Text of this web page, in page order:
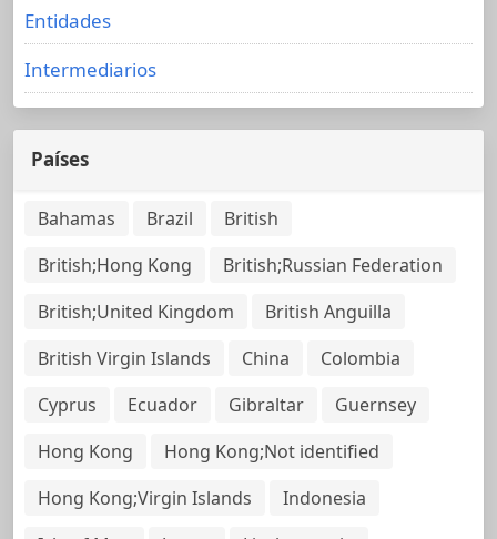
Entidades
Intermediarios
Países
Bahamas Brazil
British
British;Hong Kong
British;Russian Federation
British;United Kingdom
British Anguilla
British Virgin Islands
China
Colombia
Cyprus
Ecuador Gibraltar
Guernsey
Hong Kong
Hong Kong;Not identified
Hong Kong;Virgin Islands
Indonesia